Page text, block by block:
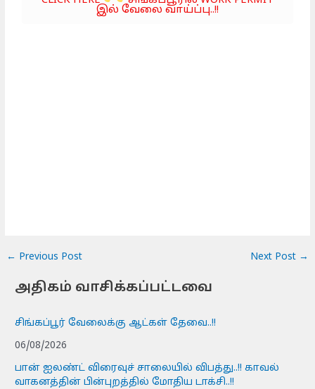
இல் வேலை வாய்ப்பு..!!
← Previous Post Next Post →
அதிகம் வாசிக்கப்பட்டவை
சிங்கப்பூர் வேலைக்கு ஆட்கள் தேவை..!!
06/08/2026
பான் ஐலண்ட் விரைவுச் சாலையில் விபத்து..!! காவல்
வாகனத்தின் பின்புறத்தில் மோதிய டாக்சி..!!